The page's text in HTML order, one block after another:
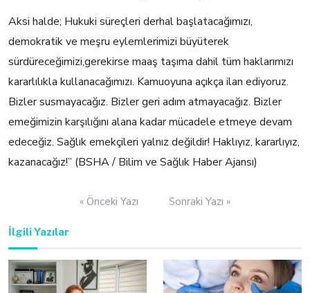
Aksi halde; Hukuki süreçleri derhal başlatacağımızı,
demokratik ve meşru eylemlerimizi büyüterek
sürdüreceğimizi,gerekirse maaş taşıma dahil tüm haklarımızı
kararlılıkla kullanacağımızı. Kamuoyuna açıkça ilan ediyoruz.
Bizler susmayacağız. Bizler geri adım atmayacağız. Bizler
emeğimizin karşılığını alana kadar mücadele etmeye devam
edeceğiz. Sağlık emekçileri yalnız değildir! Haklıyız, kararlıyız,
kazanacağız!” (BSHA / Bilim ve Sağlık Haber Ajansı)
« Önceki Yazı Sonraki Yazı »
İlgili Yazılar